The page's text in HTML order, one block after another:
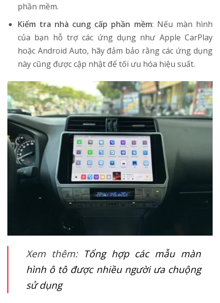
phần mềm.
Kiểm tra nhà cung cấp phần mềm: Nếu màn hình
của bạn hỗ trợ các ứng dụng như Apple CarPlay
hoặc Android Auto, hãy đảm bảo rằng các ứng dụng
này cũng được cập nhật để tối ưu hóa hiệu suất.
Xem thêm: Tổng hợp các mẫu màn
hình ô tô được nhiều người ưa chuộng
sử dụng